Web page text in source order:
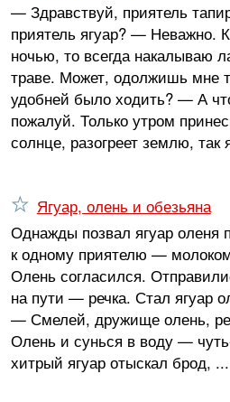
— Здравствуй, приятель
приятель ягуар? — Неважно.
ночью, то всегда накалываю
траве. Может, одолжишь мне
удобней было ходить? — А
пожалуй. Только утром
солнце, разогреет землю, так
Ягуар, олень и обезьяна
Однажды позвал ягуар оленя
к одному приятелю —
Олень согласился.
на пути — речка. Стал ягуар
— Смелей, дружище олень,
Олень и сунься в воду —
хитрый ягуар отыскал брод, ...